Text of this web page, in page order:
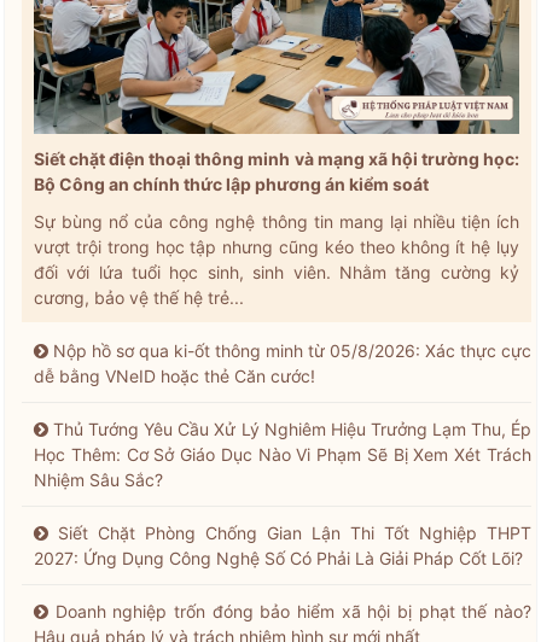
Siết chặt điện thoại thông minh và mạng xã hội trường học:
Bộ Công an chính thức lập phương án kiểm soát
Sự bùng nổ của công nghệ thông tin mang lại nhiều tiện ích
vượt trội trong học tập nhưng cũng kéo theo không ít hệ lụy
đối với lứa tuổi học sinh, sinh viên. Nhằm tăng cường kỷ
cương, bảo vệ thế hệ trẻ...
Nộp hồ sơ qua ki-ốt thông minh từ 05/8/2026: Xác thực cực
dễ bằng VNeID hoặc thẻ Căn cước!
Thủ Tướng Yêu Cầu Xử Lý Nghiêm Hiệu Trưởng Lạm Thu, Ép
Học Thêm: Cơ Sở Giáo Dục Nào Vi Phạm Sẽ Bị Xem Xét Trách
Nhiệm Sâu Sắc?
Siết Chặt Phòng Chống Gian Lận Thi Tốt Nghiệp THPT
2027: Ứng Dụng Công Nghệ Số Có Phải Là Giải Pháp Cốt Lõi?
Doanh nghiệp trốn đóng bảo hiểm xã hội bị phạt thế nào?
Hậu quả pháp lý và trách nhiệm hình sự mới nhất